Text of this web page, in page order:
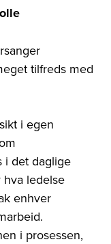
tilfreds med
i egen
i det daglige
ledelse
enhver
i prosessen,